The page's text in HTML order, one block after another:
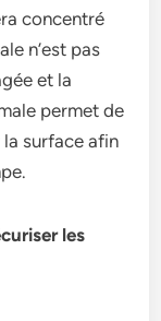
concentré
n’est pas
et la
permet de
la surface afin
les